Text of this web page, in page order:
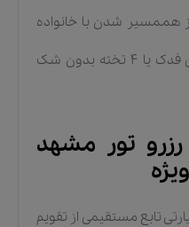
هممسیر شدن با خانواده
ثبت کنید، پکیج ریلی با قطارهای فدک یا ۴ تخته بدون شک
رزرو تور مشهد
تابع مستقیمی از تقویم